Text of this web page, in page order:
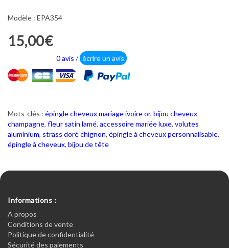
Modèle : EPA354
15,00€
0 avis / écrire un avis
Mots-clés : épingle cheveux mariage ivoire or, bijou cheveux
champagne, fleur satin lamé, accessoire mariée luxe, volutes
aluminium, strass doré chignon, épingle à cheveux personnalisable,
épingle à cheveux, bijou de tête
Informations :
A propos
Conditions de vente
Politique de confidentialité
Sécurité des paiements